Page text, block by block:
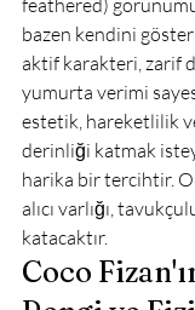
feathered)
bazen kendini
aktif karakteri, zarif
yumurta verimi
estetik, hareketlilik
derinliği katmak
harika bir tercihtir.
alıcı varlığı,
katacaktır.
Coco